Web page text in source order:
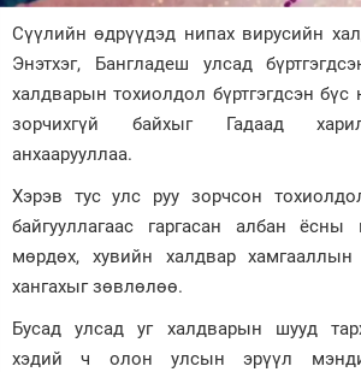
Дэлхий
Энтертайнмэнт
Зурхай
Сүүлийн өдрүүдэд нипах вирусийн
Энэтхэг, Бангладеш улсад
халдварын тохиолдол бүртгэгдсэн бүс
зорчихгүй байхыг Гадаад
анхаарууллаа.
Хэрэв тус улс руу зорчсон
байгууллагаас гаргасан албан
мөрдөх, хувийн халдвар хамгааллын
хангахыг зөвлөлөө.
Бусад улсад уг халдварын шууд
хэдий ч олон улсын эрүүл